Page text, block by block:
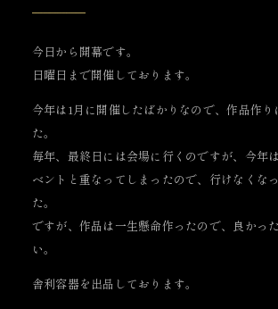
今日から開幕です。
日曜日まで開催しております。
今年は1月に開催したばかりなので、作品作り
た。
毎年、最終日には会場に行くのですが、今年
ベントと重なってしまったので、行けなくな
た。
ですが、作品は一生懸命作ったので、良かっ
い。
舎利容器を出品しております。